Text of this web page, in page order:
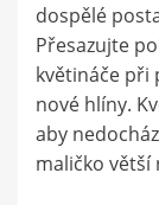
dospělé
Přesazujte
květináče při
nové hlíny.
aby
maličko větší